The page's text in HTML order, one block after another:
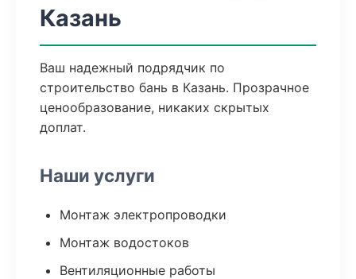
Казань
Ваш надежный подрядчик по
строительство бань в Казань. Прозрачное
ценообразование, никаких скрытых
доплат.
Наши услуги
Монтаж электропроводки
Монтаж водостоков
Вентиляционные работы